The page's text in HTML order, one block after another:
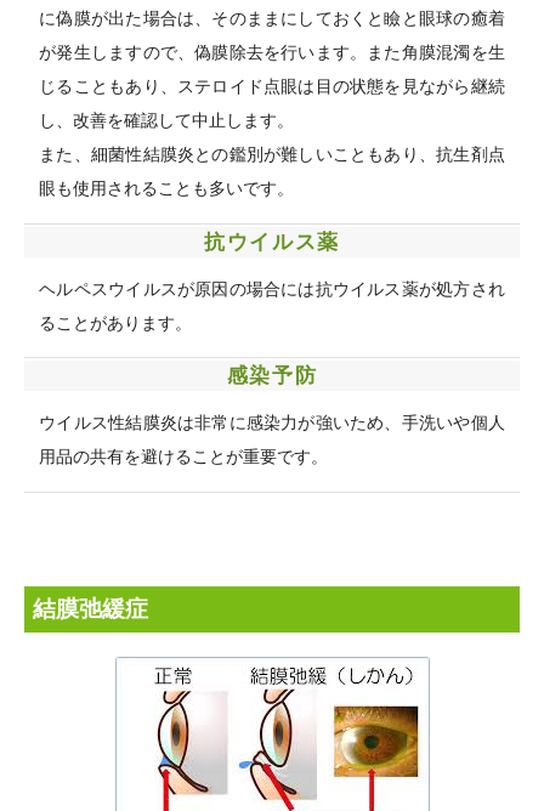
に偽膜が出た場合は、そのままにしておくと瞼と眼球の癒着
が発生しますので、偽膜除去を行います。また角膜混濁を生
じることもあり、ステロイド点眼は目の状態を見ながら継続
し、改善を確認して中止します。
また、細菌性結膜炎との鑑別が難しいこともあり、抗生剤点
眼も使用されることも多いです。
抗ウイルス薬
ヘルペスウイルスが原因の場合には抗ウイルス薬が処方され
ることがあります。
感染予防
ウイルス性結膜炎は非常に感染力が強いため、手洗いや個人
用品の共有を避けることが重要です。
結膜弛緩症